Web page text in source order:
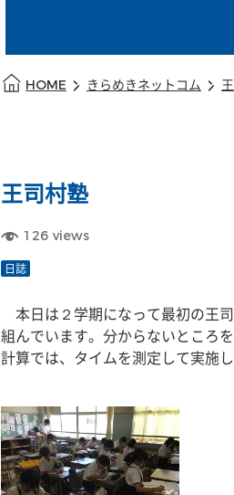
HOME きらめきネットコム
王司村塾
126 views
日誌
本日は２学期になって最初の王
組んでいます。分からないところ
計算では、タイムを測定して実施